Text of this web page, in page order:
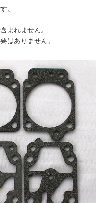
。
まれません。
はありません。